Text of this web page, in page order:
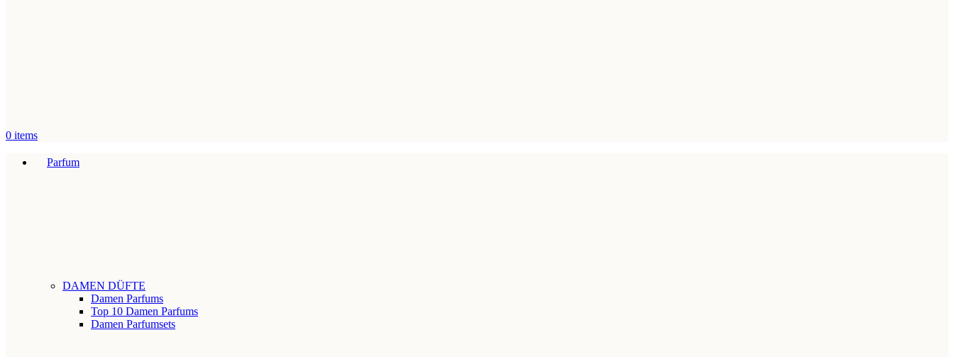
0 items
Parfum
DAMEN DÜFTE
Damen Parfums
Top 10 Damen Parfums
Damen Parfumsets